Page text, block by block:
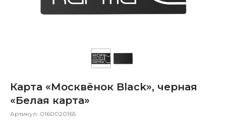
Карта «Москвёнок Black», черная
«Белая карта»
Артикул: 0160020165